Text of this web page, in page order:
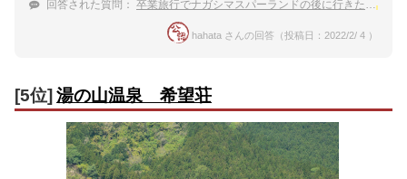
回答された質問： 卒業旅行でナガシマスパーランドの後に行きたい 湯の
hahata さんの回答（投稿日：2022/2/ 4 ）
[5位]湯の山温泉 希望荘